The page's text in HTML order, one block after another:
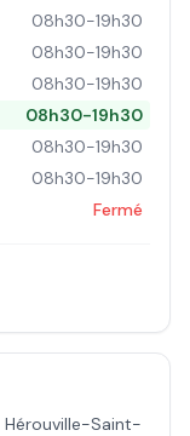
08h30-19h30
08h30-19h30
08h30-19h30
08h30-19h30
08h30-19h30
08h30-19h30
Fermé
Hérouville-Saint-